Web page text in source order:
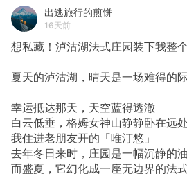
出逃旅行的煎饼
16天前
想私藏！泸沽湖法式庄园装下我整
夏天的泸沽湖，晴天是一场难得的
幸运抵达那天，天空蓝得透澈
白云低垂，格姆女神山静静卧在远处
我住进老朋友开的「唯汀悠」
去年冬日来时，庄园是一幅沉静的
而盛夏，它幻化成一座无边界的法